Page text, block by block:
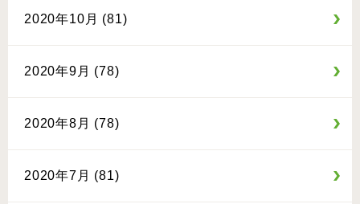
2020年10月 (81)
2020年9月 (78)
2020年8月 (78)
2020年7月 (81)